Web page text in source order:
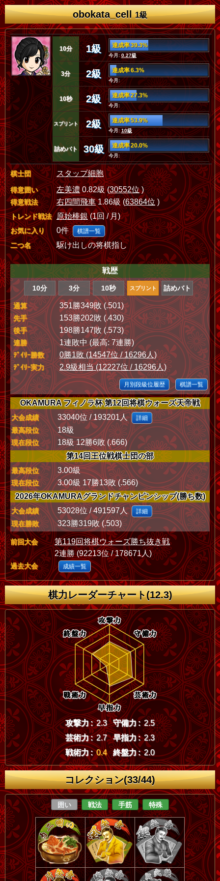
obokata_cell1級
10分 1級 達成率 39.3%
今月:0.27級
3分 2級 達成率 6.3%
今月:
10秒 2級 達成率 27.3%
今月:
スプリント 2級 達成率 53.9%
今月:10級
詰めバト 30級 達成率 20.0%
今月:
棋士団 スタップ細胞
得意囲い 左美濃0.82級 (30552位)
得意戦法 右四間飛車1.86級 (63864位 )
トレンド戦法 原始棒銀(1回 / 月)
お気に入り 0件 棋譜一覧
二つ名 駆け出しの将棋指し
戦歴
10分 3分 10秒 スプリント 詰めバト
通算 351勝349敗 (.501)
先手 153勝202敗 (.430)
後手 198勝147敗 (.573)
連勝 1連敗中 (最高: 7連勝)
ﾃﾞｲﾘｰ勝数 0勝1敗 (14547位 / 16296人)
ﾃﾞｲﾘｰ実力 2.9級相当 (12227位 / 16296人)
月別段級位履歴 棋譜一覧
OKAMURA フィノラ杯 第12回将棋ウォーズ天帝戦
大会成績 33040位 / 193201人 詳細
最高段位 18級
現在段位
18級 12勝6敗 (.666)
第14回王位戦棋士団の部
最高段位 3.00級
現在段位
3.00級 17勝13敗 (.566)
2026年OKAMURAグランドチャンピンシップ(勝ち数)
大会成績 53028位 / 491597人 詳細
現在勝敗 323勝319敗 (.503)
前回大会
第119回将棋ウォーズ勝ち抜き戦
2連勝 (92213位 / 178671人)
過去大会 成績一覧
棋力レーダーチャート(12.3)
攻撃力 : 2.3 守備力 : 2.5
芸術力 : 2.7 早指力 : 2.3
戦術力 : 0.4 終盤力 : 2.0
コレクション(33/44)
囲い 戦法 手筋 特殊